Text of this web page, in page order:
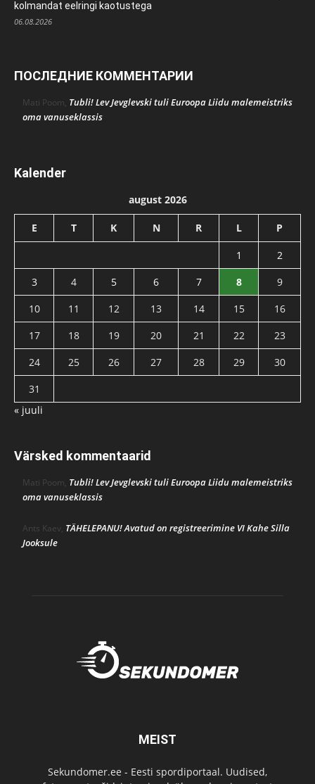
kolmandat eelringi kaotustega
06.08.2026
ПОСЛЕДНИЕ КОММЕНТАРИИ
Mati Poom, Tubli! Lev Jevglevski tuli Euroopa Liidu malemeistriks
oma vanuseklassis
Kalender
august 2026
E T K N R L P
1
2
3
4 5 6 7 8
9
10
11 12 13 14 15
16
17
18 19 20 21 22
23
24
25 26 27 28 29
30
31
« juuli
Värsked kommentaarid
Mati Poom, Tubli! Lev Jevglevski tuli Euroopa Liidu malemeistriks
oma vanuseklassis
Ants Kaev, TÄHELEPANU! Avatud on registreerimine VI Kahe Silla
Jooksule
MEIST
Sekundomer.ee - Eesti spordiportaal. Uudised,